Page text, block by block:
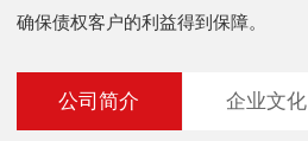
确保债权客户的利益得到保障。
公司简介 企业文化